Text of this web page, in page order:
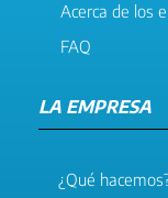
Acerca de los
FAQ
LA EMPRESA
¿Qué